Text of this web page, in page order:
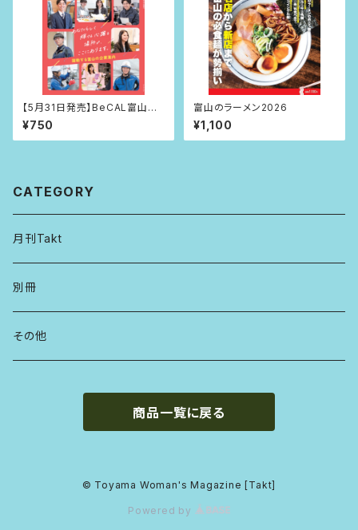
【5月31日発売】BeCAL富山 2
027年度版
¥750
富山のラーメン2026
¥1,100
CATEGORY
月刊Takt
別冊
その他
商品一覧に戻る
© Toyama Woman's Magazine [Takt]
Powered by